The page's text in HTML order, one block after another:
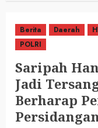
Berita Daerah
POLRI
Saripah
Jadi
Berharap